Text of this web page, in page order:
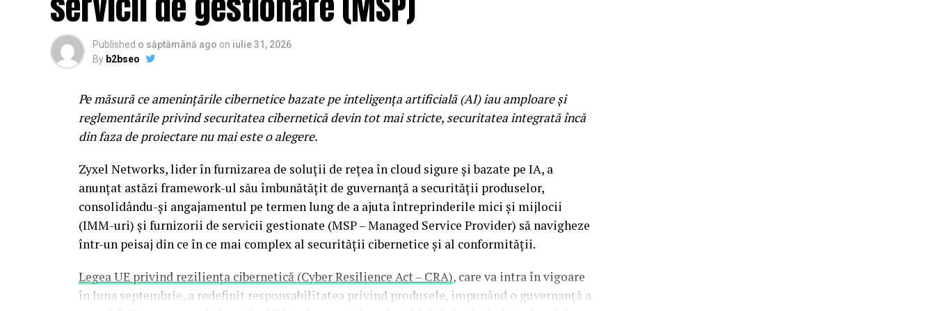
pe directiile in care se indreapta muzica internationala. Pe aceasta scena va urca si 2hollis,
fenomenul alternativ al noii generatii, dar si proiecte muzicale precum ZEP, Chalk sau duo-
ul napolitan Nu Genea.
spectaculoase experiente ale festivalului. Creat impreuna cu colectivul Space Objekt, spatiul
functioneaza ca un club imersiv inspirat de estetica underground a Los Angeles-ului anilor
’70. Fatade neon, instalatii vizuale, electronica, punk si o energie care transforma fiecare
si Hong Kong Cafe. Aici ii veti gasi pe britanicii The Molotovs, punkistele coreene Sailor
Honeymoon, precum si reprezentanti ai scenei alternative locale, Getchoo si Armand Popa.
Dupa concerte incepe o alta poveste
Pe parcursul festivalului, activarile de brand se transforma in spatii culturale si sociale, iar
Published o săptămână ago on iulie 31, 2026
By b2bseo
Pe măsură ce amenințările cibernetice bazate pe inteligența artificială (AI) iau amploare și
reglementările privind securitatea cibernetică devin tot mai stricte, securitatea integrată încă
din faza de proiectare nu mai este o alegere.
Zyxel Networks, lider în furnizarea de soluții de rețea în cloud sigure și bazate pe IA, a
anunțat astăzi framework-ul său îmbunătățit de guvernanță a securității produselor,
consolidându-și angajamentul pe termen lung de a ajuta întreprinderile mici și mijlocii
(IMM-uri) și furnizorii de servicii gestionate (MSP – Managed Service Provider) să navigheze
într-un peisaj din ce în ce mai complex al securității cibernetice și al conformității.
Legea UE privind reziliența cibernetică (Cyber Resilience Act – CRA), care va intra în vigoare
în luna septembrie, a redefinit responsabilitatea privind produsele, impunând o guvernanță a